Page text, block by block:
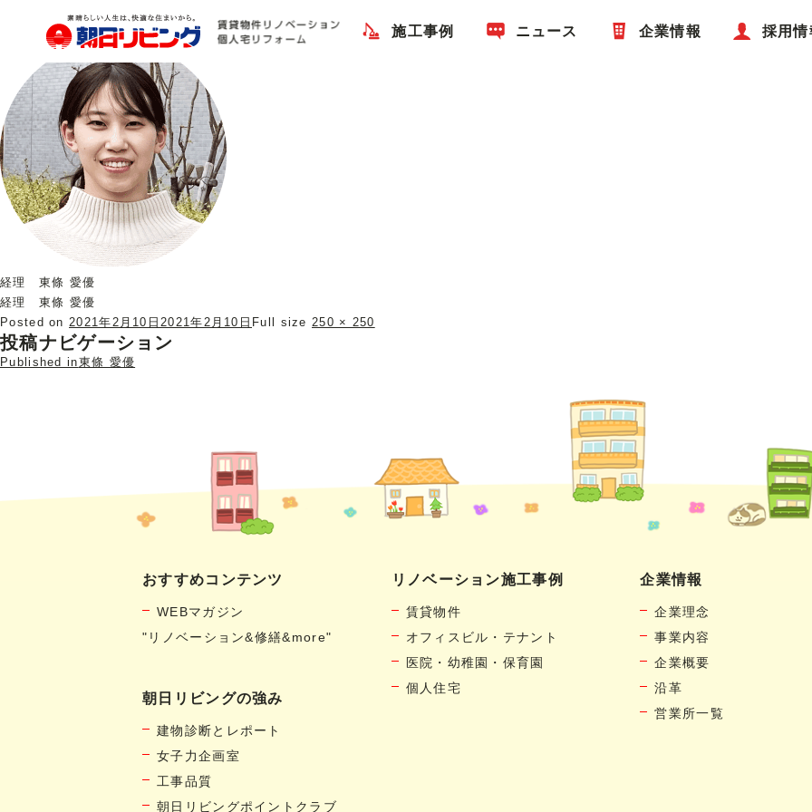
施工事例 ニュース 企業情報 採用情
経理 東條 愛優
経理 東條 愛優
経理 東條 愛優
Posted on 2021年2月10日 2021年2月10日 Full size 250 × 250
投稿ナビゲーション
Published in東條 愛優
おすすめコンテンツ
WEBマガジン
"リノベーション&修繕&more"
リノベーション施工事例
賃貸物件
オフィスビル・テナント
医院・幼稚園・保育園
個人住宅
企業情報
企業理念
事業内容
企業概要
沿革
営業所一覧
朝日リビングの強み
建物診断とレポート
女子力企画室
工事品質
朝日リビングポイントクラブ